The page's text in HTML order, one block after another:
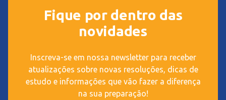
Fique por dentro das
novidades
Inscreva-se em nossa newsletter para receber
atualizações sobre novas resoluções, dicas de
estudo e informações que vão fazer a diferença
na sua preparação!